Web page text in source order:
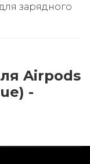
зарядного
Airpods
-